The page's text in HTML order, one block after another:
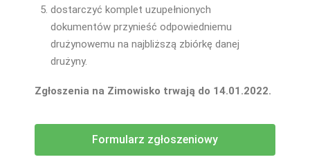
dostarczyć komplet uzupełnionych
dokumentów przynieść odpowiedniemu
drużynowemu na najbliższą zbiórkę danej
drużyny.
Zgłoszenia na Zimowisko trwają do 14.01.2022.
Formularz zgłoszeniowy